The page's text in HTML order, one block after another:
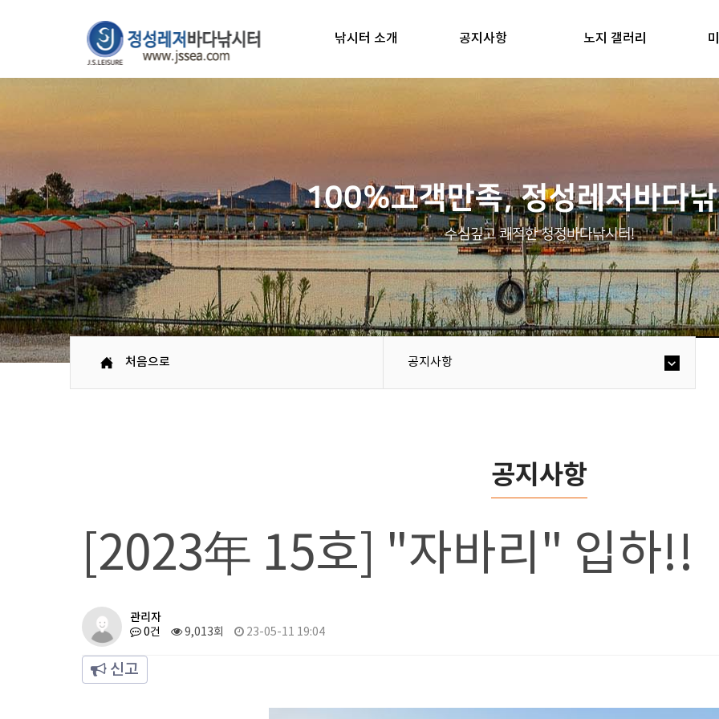
낚시터 소개 공지사항 노지 갤러리
100%고객만족, 정성레저바다
수심깊고 쾌적한 청정바다낚시터!
처음으로 공지사항
공지사항
[2023年 15호] "자바리" 입하!!
관리자
0건 9,013회 23-05-11 19:04
신고